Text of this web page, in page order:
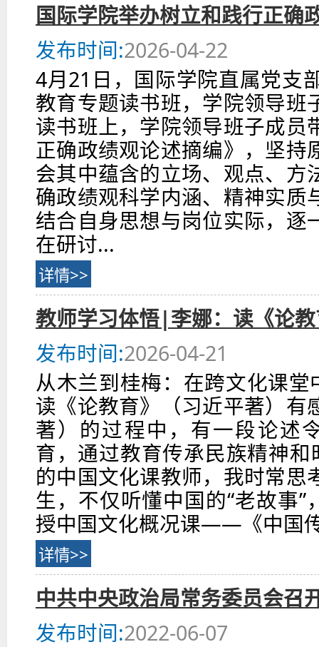
国际学院举办树立和践行正确
发布时间:2026-04-22
4月21日，国际学院直属党支
教育专题读书班，学院领导班
读书班上，学院领导班子成员
正确政绩观论述摘编》，坚持
会其中蕴含的立场、观点、方
确政绩观科学内涵、精神实质
结合自身思想与岗位实际，逐
在研讨...
详情>>
教师学习体悟|李娜：读《论
发布时间:2026-04-21
从木兰到桂梅：在跨文化课
读《论教育》（习近平著）有
著）的过程中，有一段论述
育，通过教育传承民族精神
的中国文化课教师，我时常
生，不仅听懂中国的“老故事”
授中国文化概况课——《中国
详情>>
中共中央政治局常务委员会召
发布时间:2022-06-07